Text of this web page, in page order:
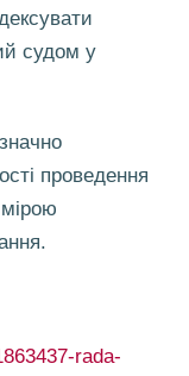
судом у
проведення
rada-